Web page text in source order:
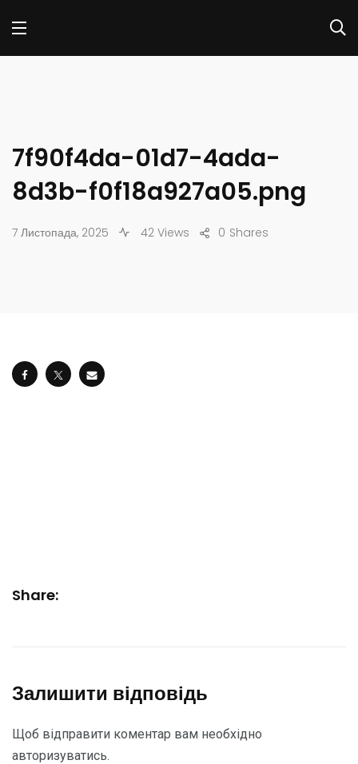
7f90f4da-01d7-4ada-
8d3b-f0f18a927a05.png
7 Листопада, 2025 42 Views Shares
0
Share:
Залишити відповідь
Щоб відправити коментар вам необхідно
авторизуватись.